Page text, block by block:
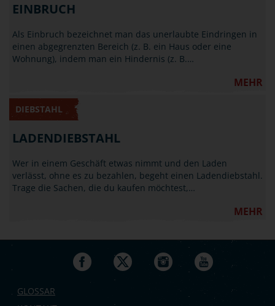
EINBRUCH
Als Einbruch bezeichnet man das unerlaubte Eindringen in
einen abgegrenzten Bereich (z. B. ein Haus oder eine
Wohnung), indem man ein Hindernis (z. B.…
MEHR
DIEBSTAHL
LADENDIEBSTAHL
Wer in einem Geschäft etwas nimmt und den Laden
verlässt, ohne es zu bezahlen, begeht einen Ladendiebstahl.
Trage die Sachen, die du kaufen möchtest,…
MEHR
GLOSSAR